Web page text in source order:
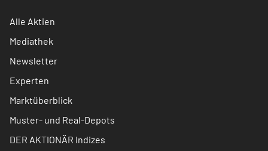
Alle Aktien
Mediathek
Newsletter
Experten
Marktüberblick
Muster- und Real-Depots
DER AKTIONÄR Indizes